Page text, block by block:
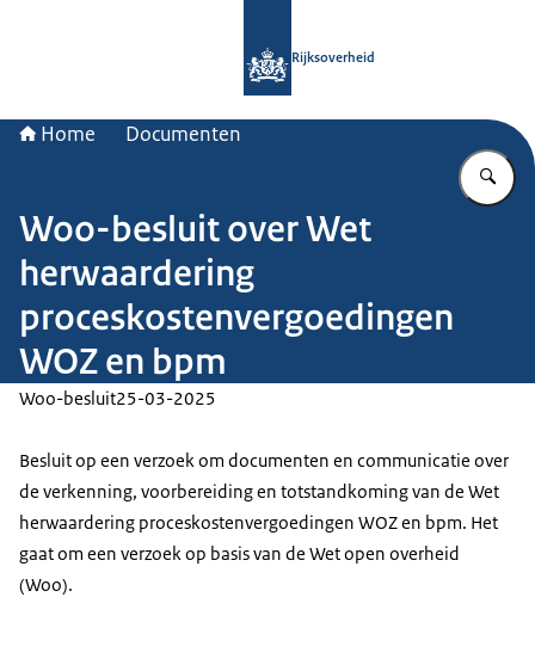
Rijksoverheid
Home Documenten
Woo-besluit over Wet
herwaardering
proceskostenvergoedingen
WOZ en bpm
Woo-besluit25-03-2025
Besluit op een verzoek om documenten en communicatie over
de verkenning, voorbereiding en totstandkoming van de Wet
herwaardering proceskostenvergoedingen WOZ en bpm. Het
gaat om een verzoek op basis van de Wet open overheid
(Woo).